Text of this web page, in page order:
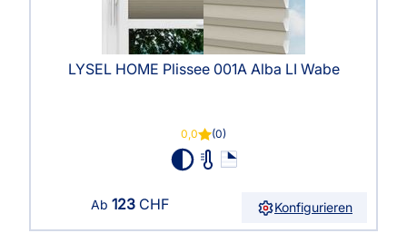
LYSEL HOME Plissee 001A Alba LI Wabe
0,0 (0)
Ab 123 CHF Konfigurieren